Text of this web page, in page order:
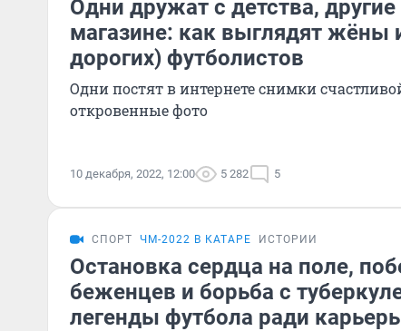
Одни дружат с детства,
магазине: как выглядят жёны
дорогих) футболистов
Одни постят в интернете снимки
откровенные фото
10 декабря, 2022, 12:00 5 282 5
СПОРТ ЧМ-2022 В КАТАРЕ ИСТОРИИ
Остановка сердца на поле,
беженцев и борьба с
легенды футбола ради